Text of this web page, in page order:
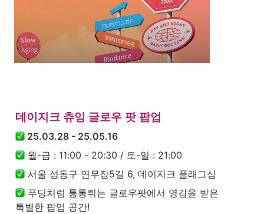
데이지크 츄잉 글로우 팟 팝업
25.03.28 - 25.05.16
월-금 : 11:00 - 20:30 / 토-일 : 21:00
서울 성동구 연무장5길 6, 데이지크 플래그십
푸딩처럼 통통튀는 글로우팟에서 영감을 받은
특별한 팝업 공간!